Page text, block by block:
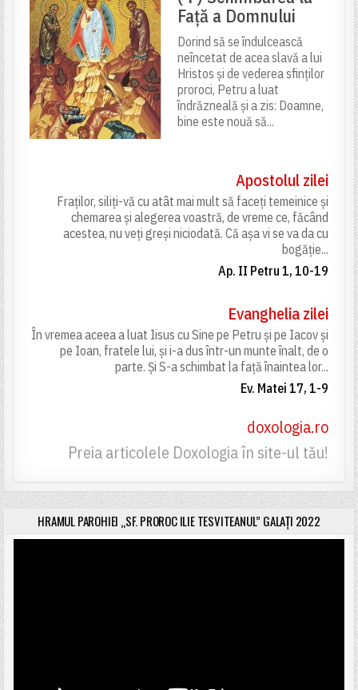
Față a Domnului
Dorind să se îndulcească
neîncetat de acea slavă a lui
Hristos și de vederea sfinților
proroci, Petru a luat
îndrăzneală și a zis: Doamne,
bine este nouă să...
Apostolul zilei
Fraților, siliți-vă cu atât mai mult să faceți temeinice și
chemarea și alegerea voastră, de vreme ce, făcând
acestea, nu veți greși niciodată. Că așa vi se va da cu
bogăție...
Ap. II Petru 1, 10-19
Evanghelia zilei
În vremea aceea a luat Iisus cu Sine pe Petru și pe Iacov și
pe Ioan, fratele lui, și i-a dus într-un munte înalt, de o
parte. Și S-a schimbat la față înaintea lor...
Ev. Matei 17, 1-9
doxologia.ro
Preia articolele Doxologia în site-ul tău!
HRAMUL PAROHIEI „SF. PROROC ILIE TESVITEANUL” GALAȚI 2022